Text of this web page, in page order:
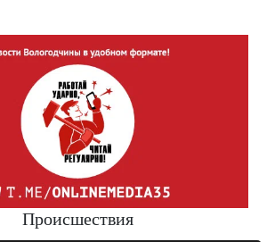
Происшествия